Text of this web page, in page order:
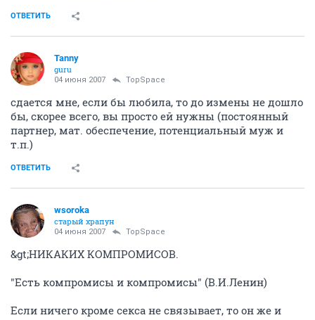
ОТВЕТИТЬ
Tanny
guru
04 июня 2007 TopSpace
сдается мне, если бы любила, то до измены не дошло
бы, скорее всего, вы просто ей нужны (постоянный
партнер, мат. обеспечение, потенциальный муж и
т.п.)
ОТВЕТИТЬ
wsoroka
старый храпун
04 июня 2007 TopSpace
&gt;НИКАКИХ КОМПРОМИСОВ.
"Есть компромисы и компромисы" (В.И.Ленин)
Если ничего кроме секса не связывает, то он же и